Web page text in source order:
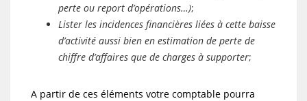
perte ou report d’opérations…);
Lister les incidences financières liées à cette baisse
d’activité aussi bien en estimation de perte de
chiffre d’affaires que de charges à supporter;
A partir de ces éléments votre comptable pourra